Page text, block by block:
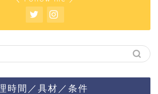
時間／具材／条件